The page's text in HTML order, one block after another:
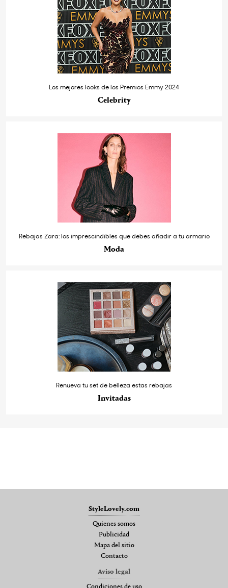
Los mejores looks de los Premios Emmy 2024
Celebrity
Rebajas Zara: los imprescindibles que debes añadir a tu armario
Moda
Renueva tu set de belleza estas rebajas
Invitadas
StyleLovely.com
Quienes somos
Publicidad
Mapa del sitio
Contacto
Aviso legal